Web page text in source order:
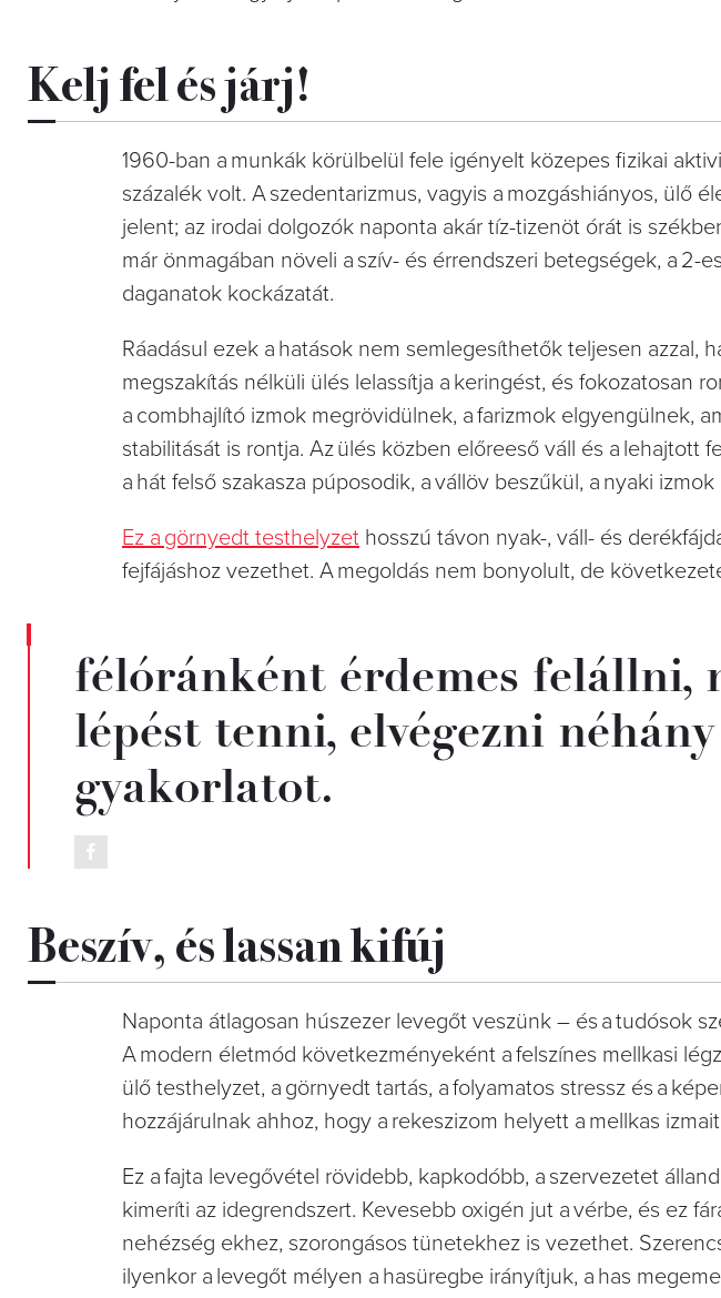
Kelj fel és járj!
1960-ban a munkák körülbelül fele igényelt közepes fizikai
százalék volt. A szedentarizmus, vagyis a mozgás­hiányos, ülő
jelent; az irodai dolgozók naponta akár tíz-tizenöt órát is
már önmagában növeli a szív- és érrendszeri betegségek, a 2-
daganatok kockázatát.
Ráadásul ezek a hatások nem semlegesíthetők teljesen azzal,
megszakítás nélküli ülés lelassítja a keringést, és fokozatosan
a combhajlító izmok megrövidülnek, a farizmok elgyengülnek,
stabilitását is rontja. Az ülés közben előreeső váll és a lehajtott
a hát felső szakasza púposodik, a vállöv beszűkül, a nyaki
Ez a görnyedt testhelyzet hosszú távon nyak-, váll- és
fejfájáshoz vezethet. A megoldás nem bonyolult, de
félóránként érdemes felállni,
lépést tenni, elvégezni
gyakorlatot.
Beszív, és lassan kifúj
Naponta átlagosan húszezer levegőt veszünk – és a tudósok
A modern életmód következményeként a felszínes mellkasi
ülő testhelyzet, a görnyedt tartás, a folyamatos stressz és a
hozzájárulnak ahhoz, hogy a rekeszizom helyett a mellkas
Ez a fajta levegővétel rövidebb, kapkodóbb, a szervezetet
kimeríti az idegrendszert. Kevesebb oxigén jut a vérbe, és ez
nehézség ekhez, szorongásos tünetekhez is vezethet.
ilyenkor a levegőt mélyen a hasüregbe irányítjuk, a has